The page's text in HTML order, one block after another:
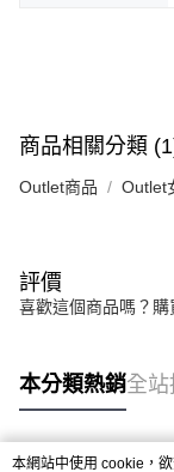
商品相關分類
Outlet商品 Outlet
評價
喜歡這個商品嗎？
本分類熱銷全站
本網站中使用 cookie，